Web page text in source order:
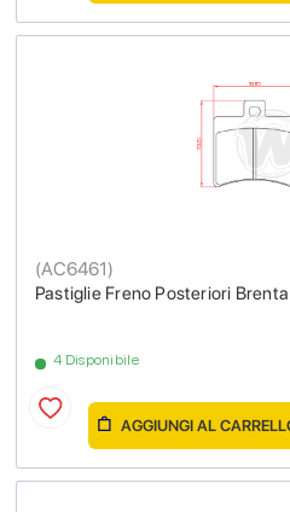
Pastiglie Freno Posteriori
(AC6461)
4 Disponibile
AGGIUNGI AL